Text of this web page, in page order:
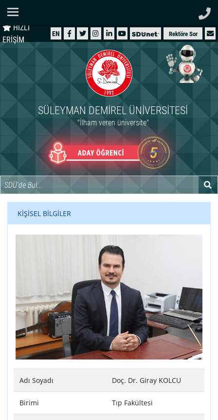
HIZLI
ERİŞİM
EN Rektöre Sor
SÜLEYMAN DEMIREL ÜNIVERSITESI
"İlham veren üniversite"
ÜNİVERSİTEMİZ
İDARİ
ARAŞTIRMA
INTERNATIONAL
KİŞİSEL BİLGİLER
Adı Soyadı Doç. Dr. Giray KOLCU
Birimi Tıp Fakültesi